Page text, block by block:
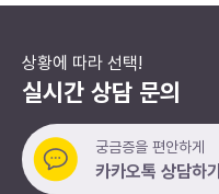
상황에 따라 선택!
실시간 상담 문의
궁금증을 편안하게
카카오톡 상담하기